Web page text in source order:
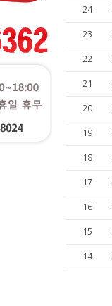
24
23
22
21
20
19
18
17
16
15
14